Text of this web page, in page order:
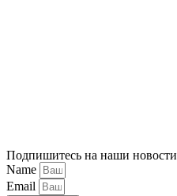
Подпишитесь на наши новости
Name
Email